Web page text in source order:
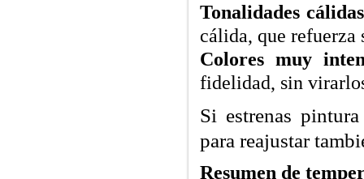
Tonalidades cálidas
cálida, que refuerza
Colores muy
fidelidad, sin
Si estrenas
para reajustar
Resumen de